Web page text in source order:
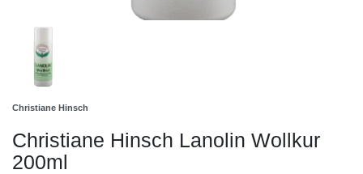
Christiane Hinsch
Christiane Hinsch Lanolin Wollkur
200ml